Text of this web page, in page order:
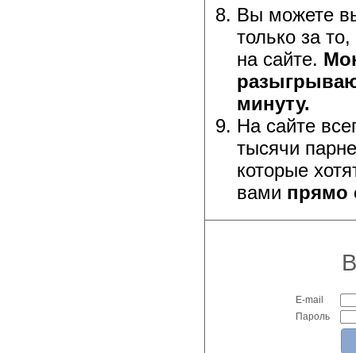
Вы можете
только за
на сайте.
минуту.
На сайте
тысячи
которые
вами прямо
E-mail
Пароль